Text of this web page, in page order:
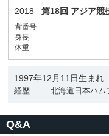
2018 第18回 アジア競
背番号
身長
体重
1997年12月11日生まれ
経歴 北海道日本ハム
Q&A